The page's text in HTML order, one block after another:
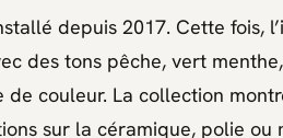
depuis 2017. Cette fois,
des tons pêche, vert
de couleur. La collection
sur la céramique, polie ou